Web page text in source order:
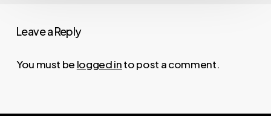
Leave a Reply
You must be logged into post a comment.